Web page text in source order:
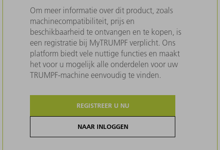
Om meer informatie over dit product, zoals
machinecompatibiliteit, prijs en
beschikbaarheid te ontvangen en te kopen, is
een registratie bij MyTRUMPF verplicht. Ons
platform biedt vele nuttige functies en maakt
het voor u mogelijk alle onderdelen voor uw
TRUMPF-machine eenvoudig te vinden.
REGISTREER U NU
NAAR INLOGGEN